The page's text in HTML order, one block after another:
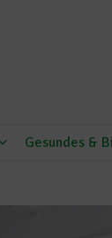
Gesundes &